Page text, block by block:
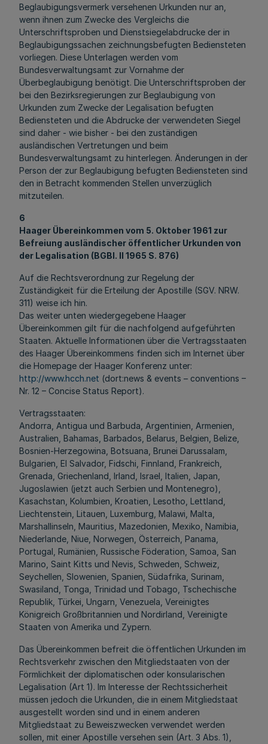
Beglaubigungsvermerk versehenen Urkunden nur an,
wenn ihnen zum Zwecke des Vergleichs die
Unterschriftsproben und Dienstsiegelabdrucke der in
Beglaubigungssachen zeichnungsbefugten Bediensteten
vorliegen. Diese Unterlagen werden vom
Bundesverwaltungsamt zur Vornahme der
Überbeglaubigung benötigt. Die Unterschriftsproben der
bei den Bezirksregierungen zur Beglaubigung von
Urkunden zum Zwecke der Legalisation befugten
Bediensteten und die Abdrucke der verwendeten Siegel
sind daher - wie bisher - bei den zuständigen
ausländischen Vertretungen und beim
Bundesverwaltungsamt zu hinterlegen. Änderungen in der
Person der zur Beglaubigung befugten Bediensteten sind
den in Betracht kommenden Stellen unverzüglich
mitzuteilen.
6
Haager Übereinkommen vom 5. Oktober 1961 zur
Befreiung ausländischer öffentlicher Urkunden von
der Legalisation (BGBl. II 1965 S. 876)
Auf die Rechtsverordnung zur Regelung der
Zuständigkeit für die Erteilung der Apostille (SGV. NRW.
311) weise ich hin.
Das weiter unten wiedergegebene Haager
Übereinkommen gilt für die nachfolgend aufgeführten
Staaten. Aktuelle Informationen über die Vertragsstaaten
des Haager Übereinkommens finden sich im Internet über
die Homepage der Haager Konferenz unter:
http://www.hcch.net (dort:news & events – conventions –
Nr. 12 – Concise Status Report).
Vertragsstaaten:
Andorra, Antigua und Barbuda, Argentinien, Armenien,
Australien, Bahamas, Barbados, Belarus, Belgien, Belize,
Bosnien-Herzegowina, Botsuana, Brunei Darussalam,
Bulgarien, El Salvador, Fidschi, Finnland, Frankreich,
Grenada, Griechenland, Irland, Israel, Italien, Japan,
Jugoslawien (jetzt auch Serbien und Montenegro),
Kasachstan, Kolumbien, Kroatien, Lesotho, Lettland,
Liechtenstein, Litauen, Luxemburg, Malawi, Malta,
Marshallinseln, Mauritius, Mazedonien, Mexiko, Namibia,
Niederlande, Niue, Norwegen, Österreich, Panama,
Portugal, Rumänien, Russische Föderation, Samoa, San
Marino, Saint Kitts und Nevis, Schweden, Schweiz,
Seychellen, Slowenien, Spanien, Südafrika, Surinam,
Swasiland, Tonga, Trinidad und Tobago, Tschechische
Republik, Türkei, Ungarn, Venezuela, Vereinigtes
Königreich Großbritannien und Nordirland, Vereinigte
Staaten von Amerika und Zypern.
Das Übereinkommen befreit die öffentlichen Urkunden im
Rechtsverkehr zwischen den Mitgliedstaaten von der
Förmlichkeit der diplomatischen oder konsularischen
Legalisation (Art 1). Im Interesse der Rechtssicherheit
müssen jedoch die Urkunden, die in einem Mitgliedstaat
ausgestellt worden sind und in einem anderen
Mitgliedstaat zu Beweiszwecken verwendet werden
sollen, mit einer Apostille versehen sein (Art. 3 Abs. 1),